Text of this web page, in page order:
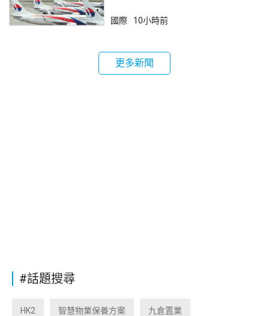
國際 10小時前
更多新聞
#話題搜尋
HK2 智慧物業保養方案 九倉置業